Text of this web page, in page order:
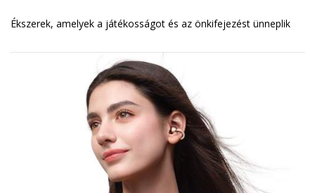
Ékszerek, amelyek a játékosságot és az önkifejezést ünneplik